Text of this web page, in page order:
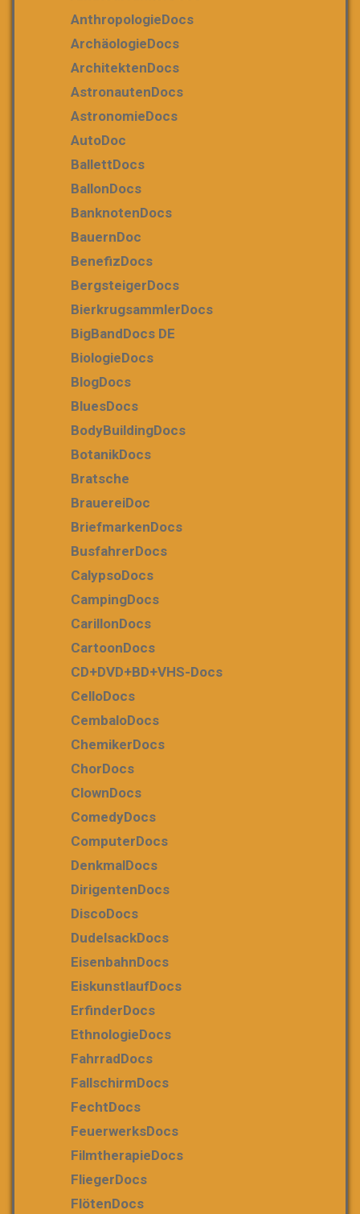
AnthropologieDocs
ArchäologieDocs
ArchitektenDocs
AstronautenDocs
AstronomieDocs
AutoDoc
BallettDocs
BallonDocs
BanknotenDocs
BauernDoc
BenefizDocs
BergsteigerDocs
BierkrugsammlerDocs
BigBandDocs DE
BiologieDocs
BlogDocs
BluesDocs
BodyBuildingDocs
BotanikDocs
Bratsche
BrauereiDoc
BriefmarkenDocs
BusfahrerDocs
CalypsoDocs
CampingDocs
CarillonDocs
CartoonDocs
CD+DVD+BD+VHS-Docs
CelloDocs
CembaloDocs
ChemikerDocs
ChorDocs
ClownDocs
ComedyDocs
ComputerDocs
DenkmalDocs
DirigentenDocs
DiscoDocs
DudelsackDocs
EisenbahnDocs
EiskunstlaufDocs
ErfinderDocs
EthnologieDocs
FahrradDocs
FallschirmDocs
FechtDocs
FeuerwerksDocs
FilmtherapieDocs
FliegerDocs
FlötenDocs